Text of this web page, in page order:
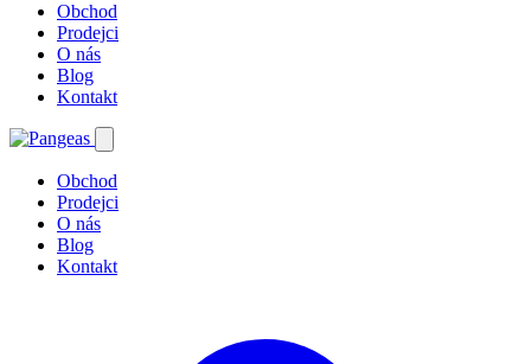
Obchod
Prodejci
O nás
Blog
Kontakt
Obchod
Prodejci
O nás
Blog
Kontakt